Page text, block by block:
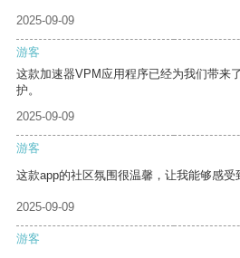
2025-09-09
游客
这款加速器VPM应用程序已经为我们带来
护。
2025-09-09
游客
这款app的社区氛围很温馨，让我能够感受
2025-09-09
游客